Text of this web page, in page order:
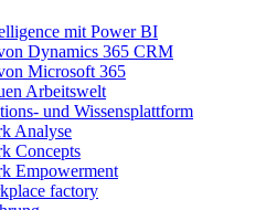
mit Power BI
Dynamics 365 CRM
Microsoft 365
Arbeitswelt
und Wissensplattform
Analyse
Concepts
Empowerment
factory